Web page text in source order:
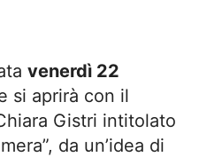
venerdì 22
si aprirà con il
Gistri intitolato
da un’idea di